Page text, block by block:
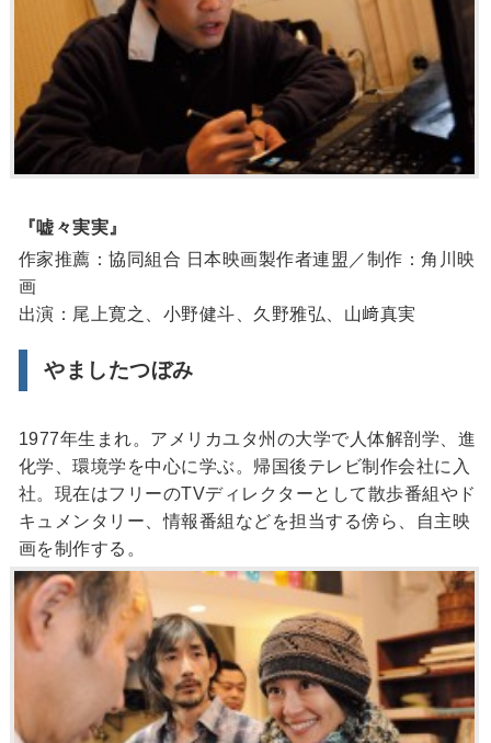
『嘘々実実』
作家推薦：協同組合 日本映画製作者連盟／制作：角川映
画
出演：尾上寛之、小野健斗、久野雅弘、山﨑真実
やましたつぼみ
1977年生まれ。アメリカユタ州の大学で人体解剖学、進
化学、環境学を中心に学ぶ。帰国後テレビ制作会社に入
社。現在はフリーのTVディレクターとして散歩番組やド
キュメンタリー、情報番組などを担当する傍ら、自主映
画を制作する。